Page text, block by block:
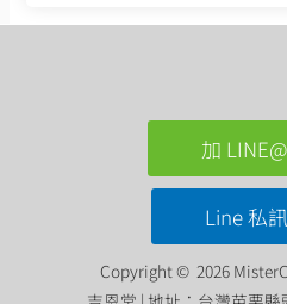
加
Line 私
Copyright © 2026